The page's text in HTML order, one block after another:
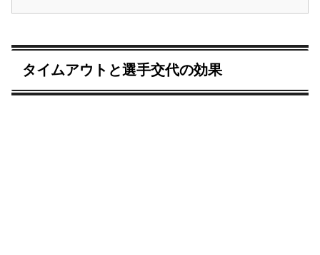
タイムアウトと選手交代の効果